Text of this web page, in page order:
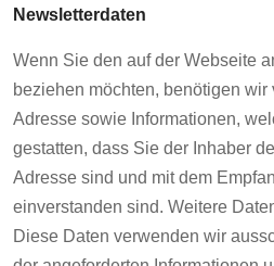
Newsletterdaten
Wenn Sie den auf der Webseite
beziehen möchten, benötigen
Adresse sowie Informationen,
gestatten, dass Sie der Inhaber
Adresse sind und mit dem
einverstanden sind. Weitere
Diese Daten verwenden wir